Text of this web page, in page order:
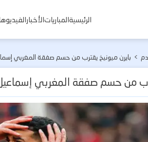
الرئيسيةالمبارياتالأخبار
> بايرن ميونيخ يقترب من حسم صفقة المغربي
من حسم صفقة المغربي